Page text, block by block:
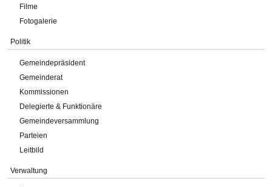
Filme
Fotogalerie
Politik
Gemeindepräsident
Gemeinderat
Kommissionen
Delegierte & Funktionäre
Gemeindeversammlung
Parteien
Leitbild
Verwaltung